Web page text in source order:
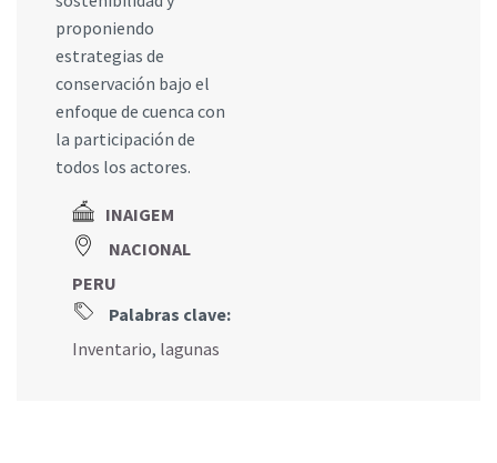
proponiendo
estrategias de
conservación bajo el
enfoque de cuenca con
la participación de
todos los actores.
INAIGEM
NACIONAL
PERU
Palabras clave:
Inventario, lagunas